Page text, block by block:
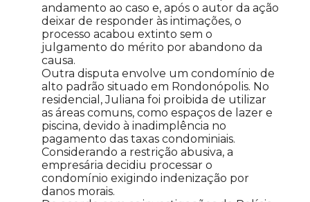
andamento ao caso e, após o autor da ação
deixar de responder às intimações, o
processo acabou extinto sem o
julgamento do mérito por abandono da
causa.
Outra disputa envolve um condomínio de
alto padrão situado em Rondonópolis. No
residencial, Juliana foi proibida de utilizar
as áreas comuns, como espaços de lazer e
piscina, devido à inadimplência no
pagamento das taxas condominiais.
Considerando a restrição abusiva, a
empresária decidiu processar o
condomínio exigindo indenização por
danos morais.